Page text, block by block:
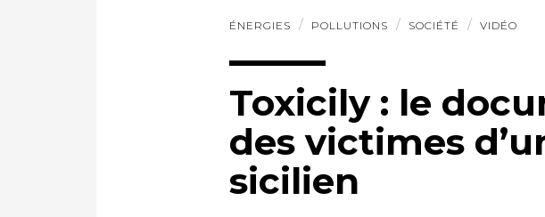
ÉNERGIES POLLUTIONS SOCIÉTÉ VIDÉO
Toxicily : le
des victimes
sicilien